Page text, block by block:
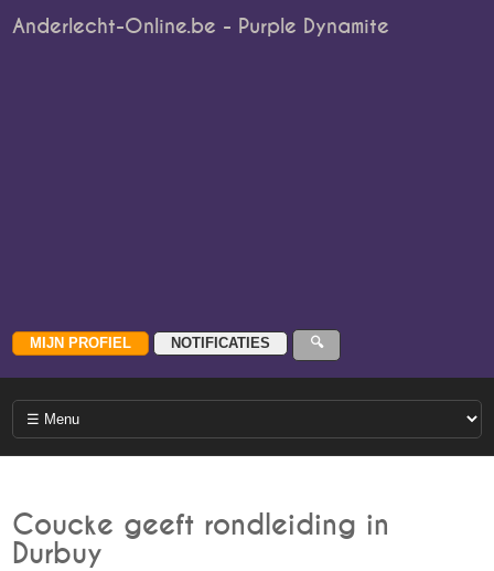
Anderlecht-Online.be - Purple Dynamite
Coucke geeft rondleiding in
Durbuy